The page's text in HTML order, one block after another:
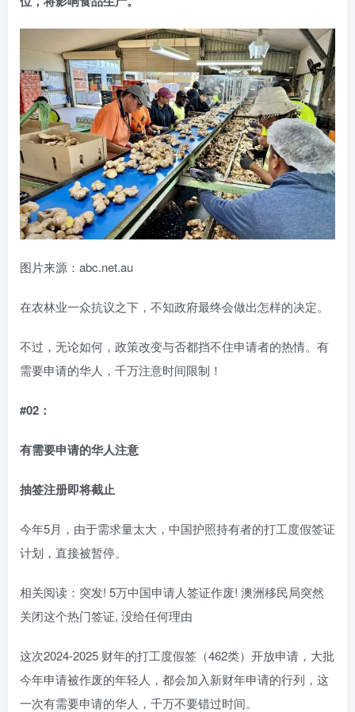
图片来源：abc.net.au
在农林业一众抗议之下，不知政府最终会做出怎样的决定。
不过，无论如何，政策改变与否都挡不住申请者的热情。有
需要申请的华人，千万注意时间限制！
#02：
有需要申请的华人注意
抽签注册即将截止
今年5月，由于需求量太大，中国护照持有者的打工度假签证
计划，直接被暂停。
相关阅读：突发! 5万中国申请人签证作废! 澳洲移民局突然
关闭这个热门签证, 没给任何理由
这次2024-2025 财年的打工度假签（462类）开放申请，大批
今年申请被作废的年轻人，都会加入新财年申请的行列，这
一次有需要申请的华人，千万不要错过时间。